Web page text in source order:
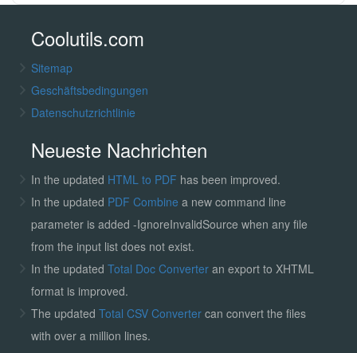
Coolutils.com
Sitemap
Geschäftsbedingungen
Datenschutzrichtlinie
Neueste Nachrichten
In the updated HTML to PDF has been improved.
In the updated PDF Combine a new command line
parameter is added -IgnoreInvalidSource when any file
from the input list does not exist.
In the updated Total Doc Converter an export to XHTML
format is improved.
The updated Total CSV Convertercan convert the files
with over a million lines.